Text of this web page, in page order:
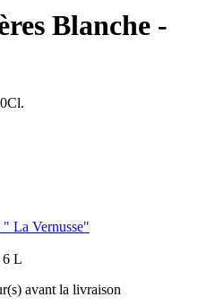
Blanche -
La Vernusse"
6 L
avant la livraison